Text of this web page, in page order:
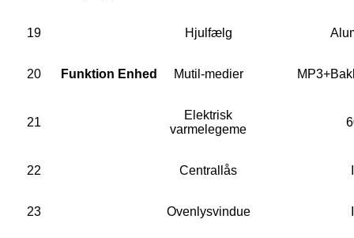
19 Hjulfælg
20 Funktion Enhed Mutil-medier
21
Elektrisk
varmelegeme
22 Centrallås
23 Ovenlysvindue